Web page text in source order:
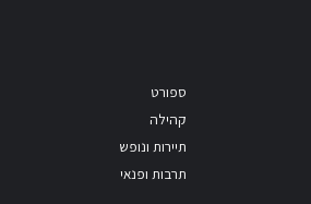
ספורט
קהילה
תיירות ונופש
תרבות ופנאי